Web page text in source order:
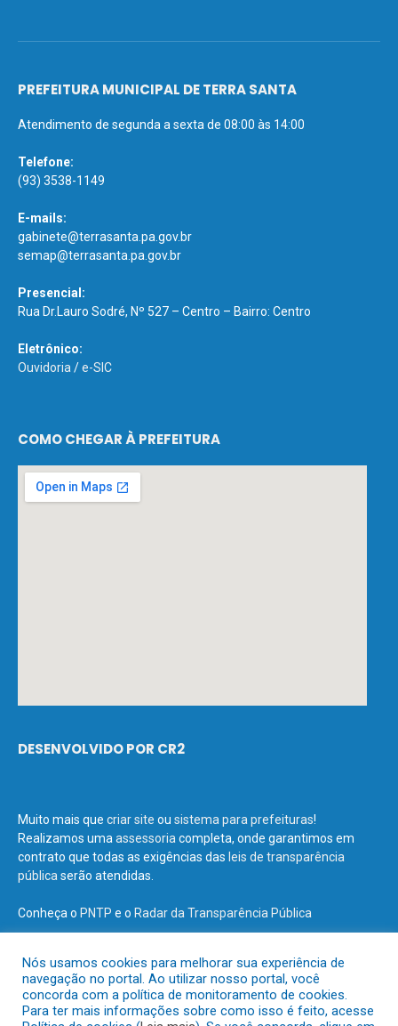
PREFEITURA MUNICIPAL DE TERRA SANTA
Atendimento de segunda a sexta de 08:00 às 14:00
Telefone:
(93) 3538-1149
E-mails:
gabinete@terrasanta.pa.gov.br
semap@terrasanta.pa.gov.br
Presencial:
Rua Dr.Lauro Sodré, Nº 527 – Centro – Bairro: Centro
Eletrônico:
Ouvidoria /e-SIC
COMO CHEGAR À PREFEITURA
DESENVOLVIDO POR CR2
Muito mais que criar site ou sistema para prefeituras!
Realizamos uma assessoria completa, onde garantimos em
contrato que todas as exigências das leis de transparência
pública serão atendidas.
Conheça o PNTP e o Radar da Transparência Pública
Todos os direitos reservados a Prefeitura Municipal de Terra Santa.
Nós usamos cookies para melhorar sua experiência de
navegação no portal. Ao utilizar nosso portal, você
concorda com a política de monitoramento de cookies.
Para ter mais informações sobre como isso é feito, acesse